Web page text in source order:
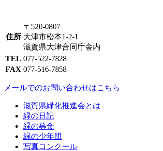
住所
〒520-0807
大津市松本1-2-1
滋賀県大津合同庁舎内
TEL 077-522-7828
FAX 077-516-7858
メールでのお問い合わせはこちら
滋賀県緑化推進会とは
緑の日記
緑の募金
緑の少年団
写真コンクール